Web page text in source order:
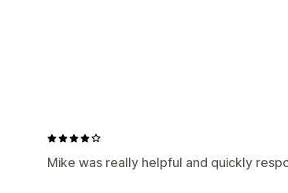
Mike was really helpful and quickly